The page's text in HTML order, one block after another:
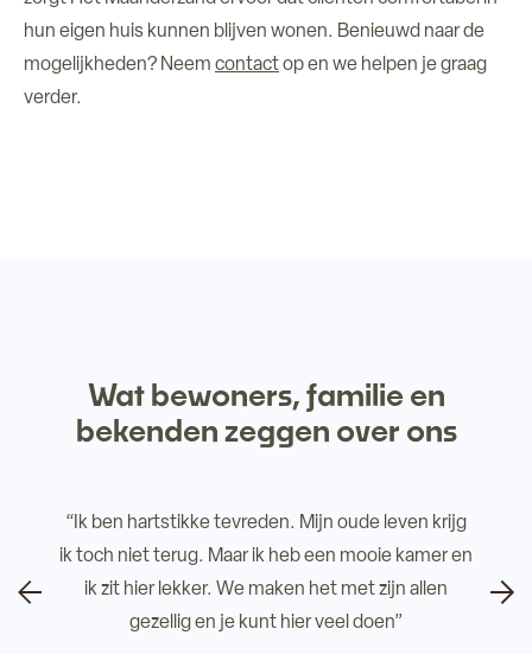
hun eigen huis kunnen blijven wonen. Benieuwd naar de
mogelijkheden? Neem contactop en we helpen je graag
verder.
Wat bewoners, familie en
bekenden zeggen over ons
“Ik ben hartstikke tevreden. Mijn oude leven krijg
ik toch niet terug. Maar ik heb een mooie kamer en
ik zit hier lekker. We maken het met zijn allen
gezellig en je kunt hier veel doen”